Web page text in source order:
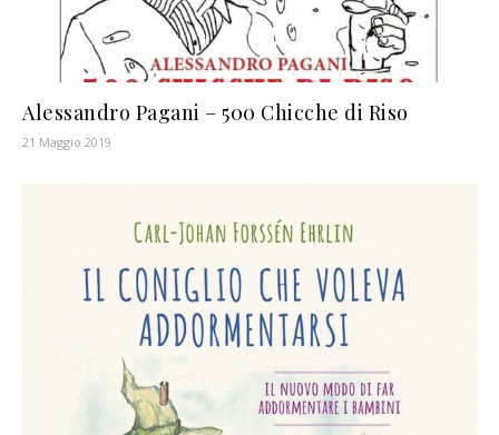
Alessandro Pagani – 500 Chicche di Riso
21 Maggio 2019